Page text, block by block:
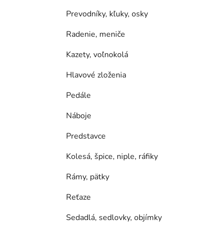
Prevodníky, kľuky, osky
Radenie, meniče
Kazety, voľnokolá
Hlavové zloženia
Pedále
Náboje
Predstavce
Kolesá, špice, niple, ráfiky
Rámy, pätky
Reťaze
Sedadlá, sedlovky, objímky